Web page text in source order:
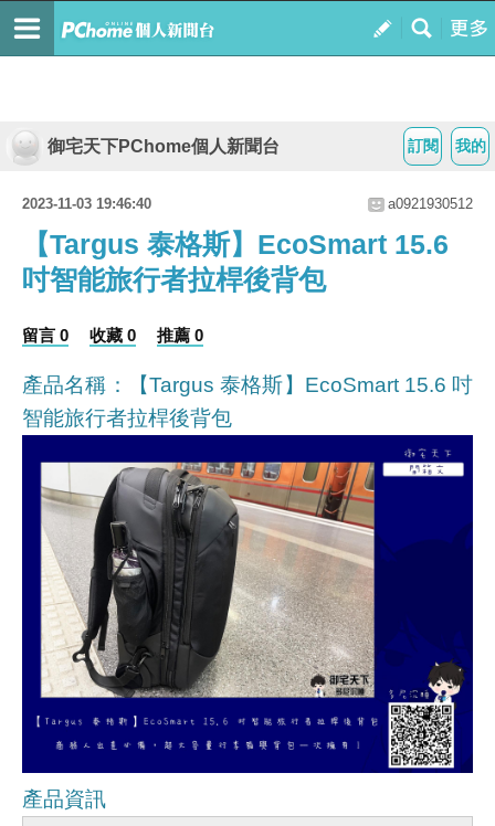
我的
訂閱
御宅天下PChome個人新聞台
2023-11-03 19:46:40 a0921930512
【Targus 泰格斯】EcoSmart 15.6
吋智能旅行者拉桿後背包
留言 0 收藏 0 推薦 0
產品名稱：【Targus 泰格斯】EcoSmart 15.6 吋
智能旅行者拉桿後背包
產品資訊